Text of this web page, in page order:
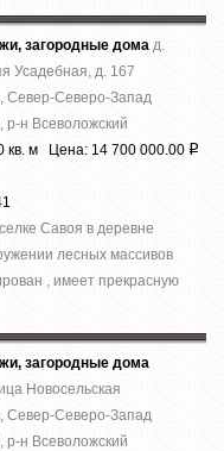
загородные дома д.
Усадебная, д. 167
Север-Северо-Запад
р-н Всеволожский
кв. м Цена: 14 700 000.00 Р
Савоя в деревне
лесных массивов
, имеет прекрасную
загородные дома
Новосельская
Север-Северо-Запад
р-н Всеволожский